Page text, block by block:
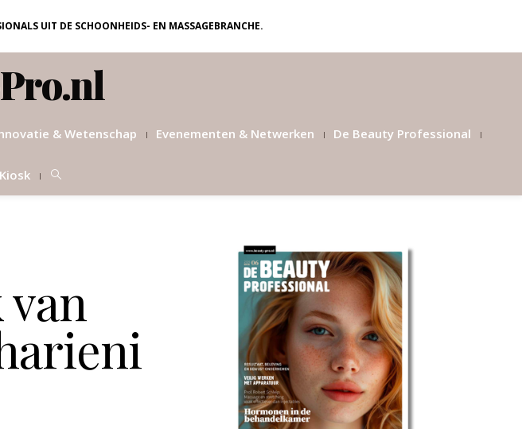
UIT DE SCHOONHEIDS- EN MASSAGEBRANCHE.
& Wetenschap Evenementen & Netwerken De Beauty Professional